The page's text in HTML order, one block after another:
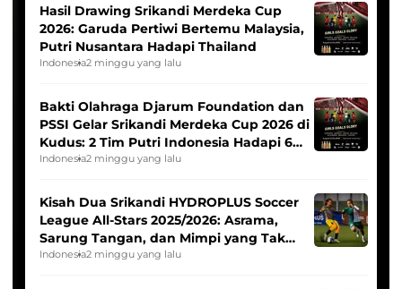
Hasil Drawing Srikandi Merdeka Cup
2026: Garuda Pertiwi Bertemu Malaysia,
Putri Nusantara Hadapi Thailand
Indonesia2 minggu yang lalu
Bakti Olahraga Djarum Foundation dan
PSSI Gelar Srikandi Merdeka Cup 2026 di
Kudus: 2 Tim Putri Indonesia Hadapi 6
Tim Asia
Indonesia2 minggu yang lalu
Kisah Dua Srikandi HYDROPLUS Soccer
League All-Stars 2025/2026: Asrama,
Sarung Tangan, dan Mimpi yang Tak
Pernah Padam
Indonesia2 minggu yang lalu